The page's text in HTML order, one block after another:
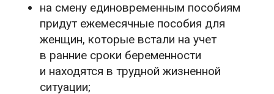
на смену единовременным пособиям
придут ежемесячные пособия для
женщин, которые встали на учет
в ранние сроки беременности
и находятся в трудной жизненной
ситуации;